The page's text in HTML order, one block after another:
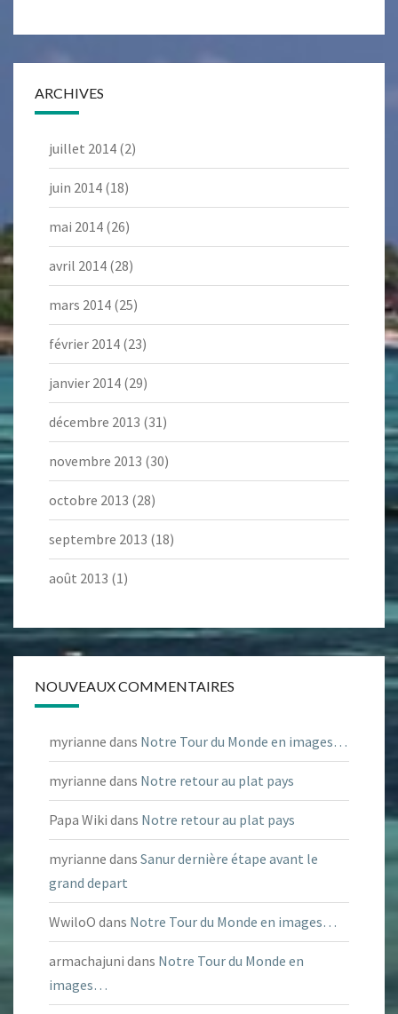
ARCHIVES
juillet 2014 (2)
juin 2014 (18)
mai 2014 (26)
avril 2014 (28)
mars 2014 (25)
février 2014 (23)
janvier 2014 (29)
décembre 2013 (31)
novembre 2013 (30)
octobre 2013 (28)
septembre 2013 (18)
août 2013 (1)
NOUVEAUX COMMENTAIRES
myrianne dans Notre Tour du Monde en images…
myrianne dans Notre retour au plat pays
Papa Wiki dans Notre retour au plat pays
myrianne dans Sanur dernière étape avant le
grand depart
WwiloO dans Notre Tour du Monde en images…
armachajuni dans Notre Tour du Monde en
images…